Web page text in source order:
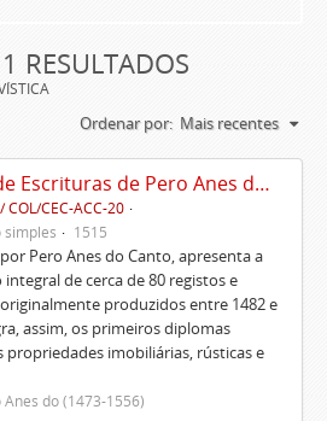
RESULTADOS
Ordenar por: Mais recentes
Tombo de Escrituras de Pero Anes do Canto
COL/CEC-ACC-20
simples
1515
Pero Anes do Canto, apresenta a
de cerca de 80 registos e
produzidos entre 1482 e
assim, os primeiros diplomas
propriedades imobiliárias, rústicas e
Anes do (1473-1556)